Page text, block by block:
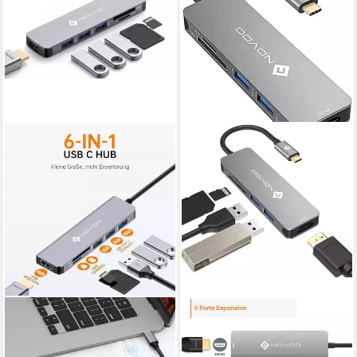
NOVOO
USB-C Hub USB-Adapter
USB-C zu USB-A 3.0, HDMI,
NOVOO
5 in 1 Adapter für technische
Geräte,